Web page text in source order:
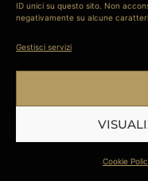
ID unici su questo sito. Non
negativamente su alcune
Gestisci servizi
Cookie